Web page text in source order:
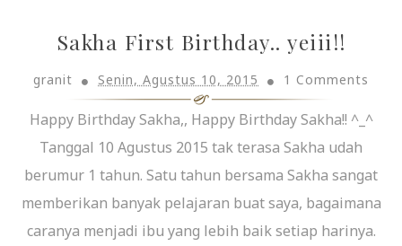
Sakha First Birthday.. yeiii!!
granit Senin, Agustus 10, 2015 1 Comments
Happy Birthday Sakha,, Happy Birthday Sakha!! ^_^
Tanggal 10 Agustus 2015 tak terasa Sakha udah
berumur 1 tahun. Satu tahun bersama Sakha sangat
memberikan banyak pelajaran buat saya, bagaimana
caranya menjadi ibu yang lebih baik setiap harinya.